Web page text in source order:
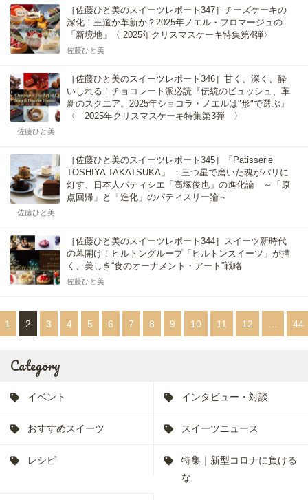
［佐藤ひと美のスイーツレポート347］チーズケーキの
深化！王道か革新か？2025年ノエル・フロマージュの
「新境地」〈 2025年クリスマスケーキ特集第4弾〉
佐藤ひと美
［佐藤ひと美のスイーツレポート346］甘く、深く、酔
いしれる！チョコレート派必読『伝統のビュッシュ、革
新のスクエア。2025年ショコラ・ノエルは"形"で選ぶ』
〈 2025年クリスマスケーキ特集第3弾 〉
佐藤ひと美
［佐藤ひと美のスイーツレポート345］「Patisserie
TOSHIYA TAKATSUKA」 ：三つ星で磨いた魂がパリに
灯す、日本人パティシエ「高塚俊也」の進化論 ～「原
点回帰」と「進化」のパティスリー論～
佐藤ひと美
［佐藤ひと美のスイーツレポート344］スイーツ新時代
の幕開け！ヒルトングループ「ヒルトンスイーツ」が描
く、美しき“食のオーナメント・アート”戦略
佐藤ひと美
1 2 3 4 5 6 7 8 9 10 11 12 44
Category
イベント インタビュー・対談
おすすめスイーツ スイーツニュース
レシピ
特集｜新型コロナに負ける
な